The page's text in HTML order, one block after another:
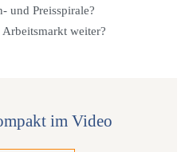
und Preisspirale?
weiter?
im Video